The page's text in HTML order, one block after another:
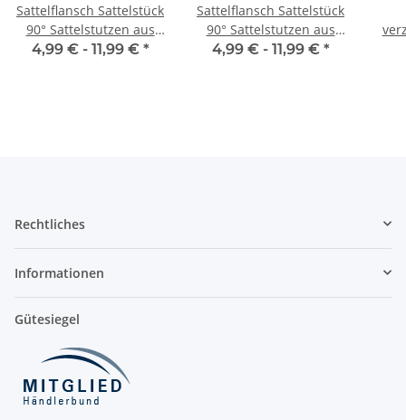
Sattelflansch Sattelstück
90° Sattelstutzen aus
verzinktem Stahlblech,
4,99 € - 11,99 € *
Sattelflansch Sattelstück
90° Sattelstutzen aus
verzinktem Stahlblech,
4,99 € - 11,99 € *
Rechtliches
Informationen
Gütesiegel